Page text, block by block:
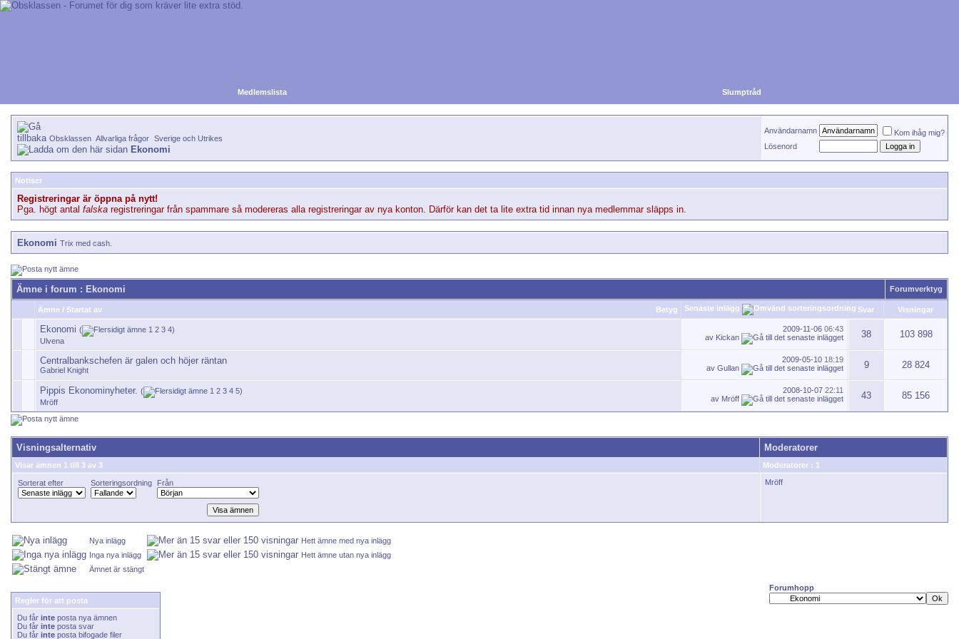
Medlemslista Slumptråd
Obsklassen Allvarliga frågor Sverige och Utrikes
Ekonomi
Användarnamn
Kom ihåg mig?
Lösenord
Notiser
Registreringar är öppna på nytt!
Pga. högt antal falska registreringar från spammare så modereras alla registreringar av nya konton. Därför kan det ta lite extra tid innan nya medlemmar släpps in.
Ekonomi Trix med cash.
Ämne i forum : Ekonomi Forumverktyg
Betyg
Ämne / Startat av Senaste inlägg Svar Visningar
Ekonomi ( 1 2 3 4)
Ulvena
2009-11-06 06:43
av Kickan 38 103 898
Centralbankschefen är galen och höjer räntan
Gabriel Knight
2009-05-10 18:19
av Gullan 9 28 824
Pippis Ekonominyheter. ( 1 2 3 4 5)
Mröff
2008-10-07 22:11
av Mröff 43 85 156
Visningsalternativ Moderatorer
Visar ämnen 1 till 3 av 3 Moderatorer : 1
Sorterat efter Sorteringsordning Från Mröff
Nya inlägg
Hett ämne med nya inlägg
Inga nya inlägg
Hett ämne utan nya inlägg
Ämnet är stängt
Regler för att posta
Du får inte posta nya ämnen
Du får inte posta svar
Du får inte posta bifogade filer
Forumhopp